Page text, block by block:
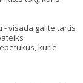
- visada galite tartis
kurie